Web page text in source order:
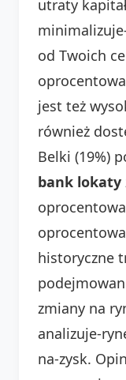
utraty
od Twoich
jest też
również
Belki (19%)
bank lokaty
historyczne
zmiany na
analizuje-
na-zysk.